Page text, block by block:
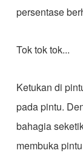
persentase
Tok tok tok...
Ketukan di
pada pintu.
bahagia
membuka